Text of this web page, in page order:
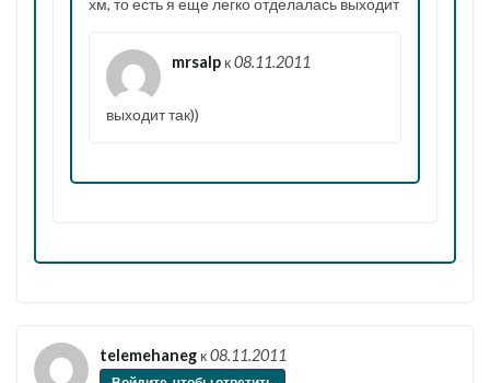
mrsalp к08.11.2011
выходит так))
telemehaneg к08.11.2011